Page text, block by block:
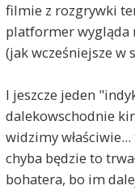
filmie z rozgrywki
platformer wygląda
(jak wcześniejsze w
I jeszcze jeden
dalekowschodnie
widzimy
chyba będzie to
bohatera, bo im